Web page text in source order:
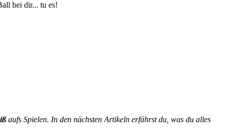
bei dir... tu es!
aufs Spielen. In den nächsten Artikeln erfährst du, was du alles